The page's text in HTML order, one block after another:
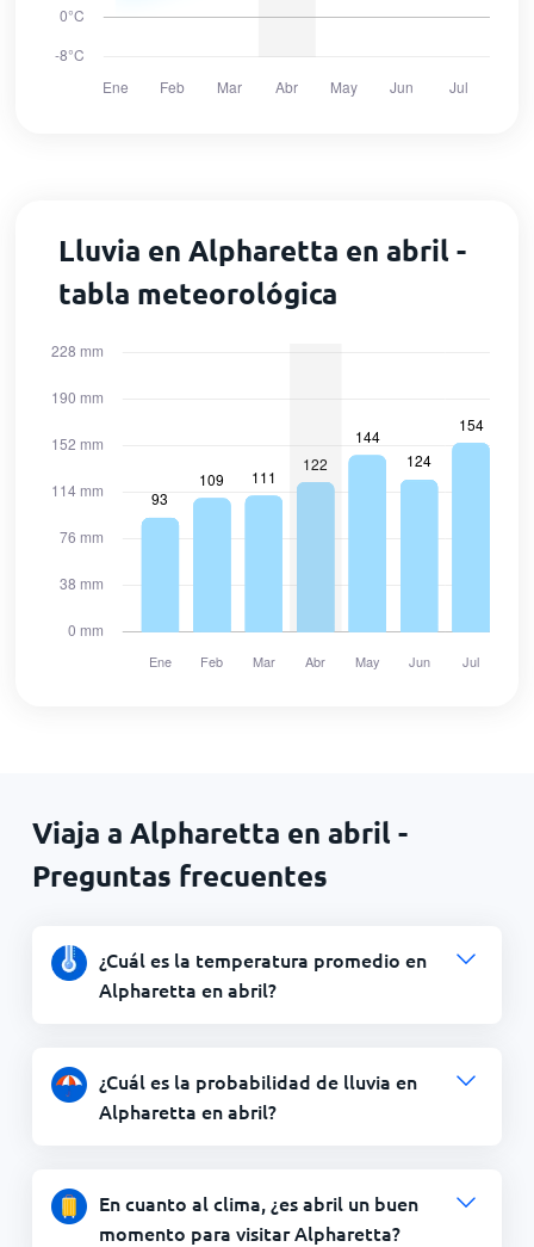
Lluvia en Alpharetta en abril -
tabla meteorológica
Viaja a Alpharetta en abril -
Preguntas frecuentes
¿Cuál es la temperatura promedio en
Alpharetta en abril?
¿Cuál es la probabilidad de lluvia en
Alpharetta en abril?
En cuanto al clima, ¿es abril un buen
momento para visitar Alpharetta?